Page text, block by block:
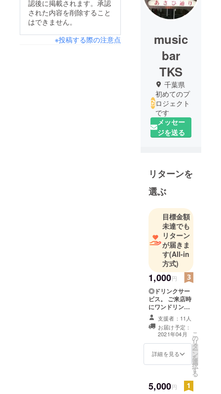
認後に掲載されます。承認
された内容を削除すること
はできません。
※投稿する際の注意点
music
bar
TKS
千葉県
初めてのプ
ロジェクト
です
メッセー
ジを送る
リターンを
選ぶ
目標金額
未達でも
リターン
が届きま
す(All-in
方式)
1,000円
◎ドリンクサー
ビス。 ご来店時
にワンドリンク
をサービス致し
ます。 開店より
一年間有効で
す。
支援者：11人
お届け予定：
2021年04月
詳細を見る
こ
の
リ
タ
ー
ン
を
選
択
す
る
5,000円